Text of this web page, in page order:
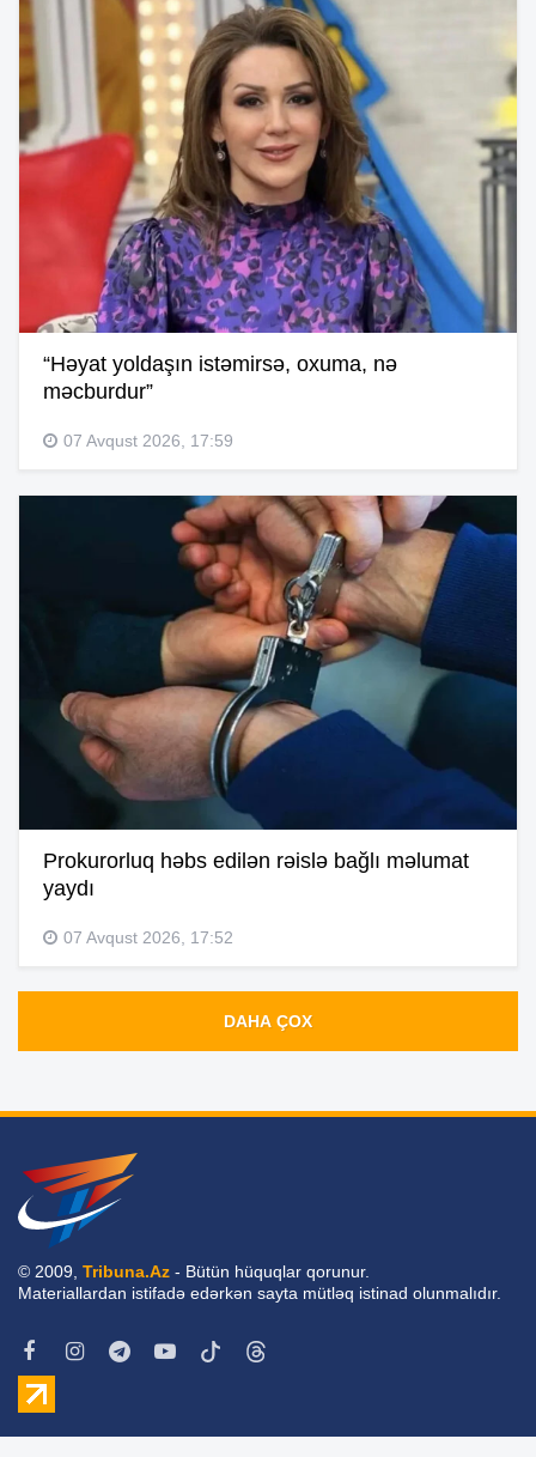
“Həyat yoldaşın istəmirsə, oxuma, nə
məcburdur”
07 Avqust 2026, 17:59
Prokurorluq həbs edilən rəislə bağlı məlumat
yaydı
07 Avqust 2026, 17:52
DAHA ÇOX
© 2009, Tribuna.Az - Bütün hüquqlar qorunur.
Materiallardan istifadə edərkən sayta mütləq istinad olunmalıdır.